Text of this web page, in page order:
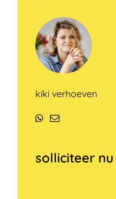
kiki verhoeven
WhatsApp
E-
solliciteer nu